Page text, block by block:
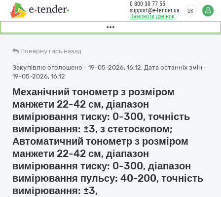
Замовити дзвінок
0 800 30 77 55
support@e-tender.ua
UK
Повернутись назад
Закупівлю оголошено - 19-05-2026, 16:12. Дата останніх змін -
19-05-2026, 16:12
Механічний тонометр з розміром
манжети 22-42 см, діапазон
вимірювання тиску: 0-300, точність
вимірювання: ±3, з стетоскопом;
Автоматичний тонометр з розміром
манжети 22-42 см, діапазон
вимірювання тиску: 0-300, діапазон
вимірювання пульсу: 40-200, точність
вимірювання: ±3,